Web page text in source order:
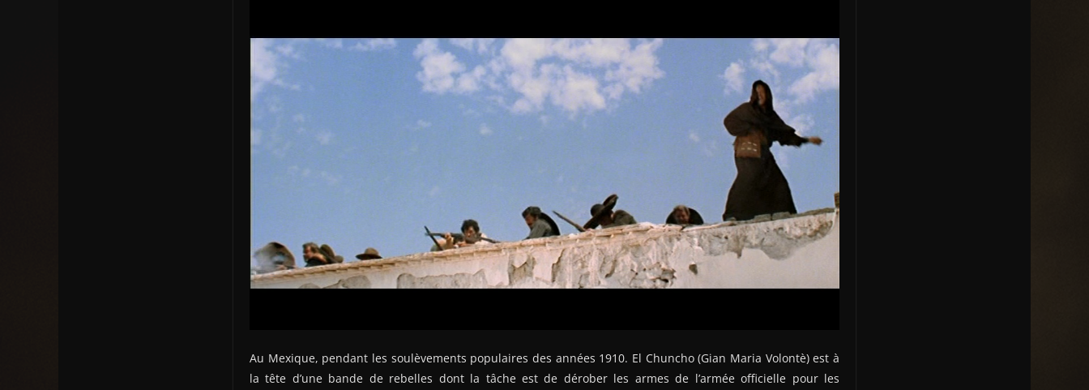
Au Mexique, pendant les soulèvements populaires des années 1910. El Chuncho (Gian Maria Volontè) est à
la tête d’une bande de rebelles dont la tâche est de dérober les armes de l’armée officielle pour les